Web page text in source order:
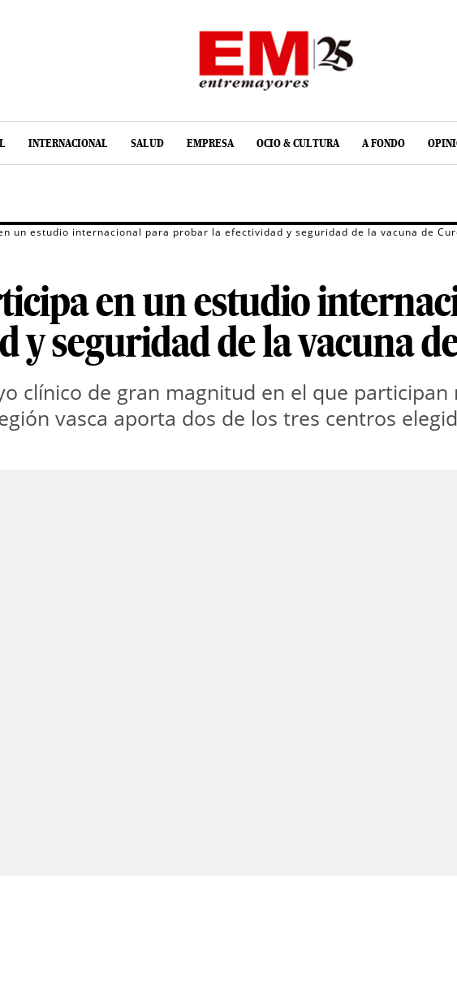
INTERNACIONAL SALUD EMPRESA OCIO & CULTURA A FONDO
un estudio internacional para probar la efectividad y seguridad de la vacuna de
en un estudio
y seguridad de la vacuna
clínico de gran magnitud en el que participan
vasca aporta dos de los tres centros